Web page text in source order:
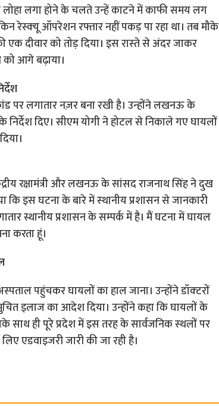
लगा होने के चलते उन्‍हें काटने में काफी समय लग
रेस्‍क्‍यू ऑपरेशन रफ्तार नहीं पकड़ पा रहा था। तब मौके
एक दीवार को तोड़ दिया। इस रास्‍ते से अंदर जाकर
आगे बढ़ाया।
पर लगातार नज़र बना रखी है। उन्‍होंने लखनऊ के
दिए। सीएम योगी ने होटल से निकाले गए घायलों
रक्षामंत्री और लखनऊ के सांसद राजनाथ सिंह ने दुख
कि इस घटना के बारे में स्‍थानीय प्रशासन से जानकारी
स्थानीय प्रशासन के सम्पर्क में है। मैं घटना में घायल
करता हूं।
पहुंचकर घायलों का हाल जाना। उन्‍होंने डॉक्‍टरों
इलाज का आदेश दिया। उन्‍होंने कहा कि घायलों के
साथ ही पूरे प्रदेश में इस तरह के सार्वजनिक स्‍थलों पर
एडवाइजरी जारी की जा रही है।